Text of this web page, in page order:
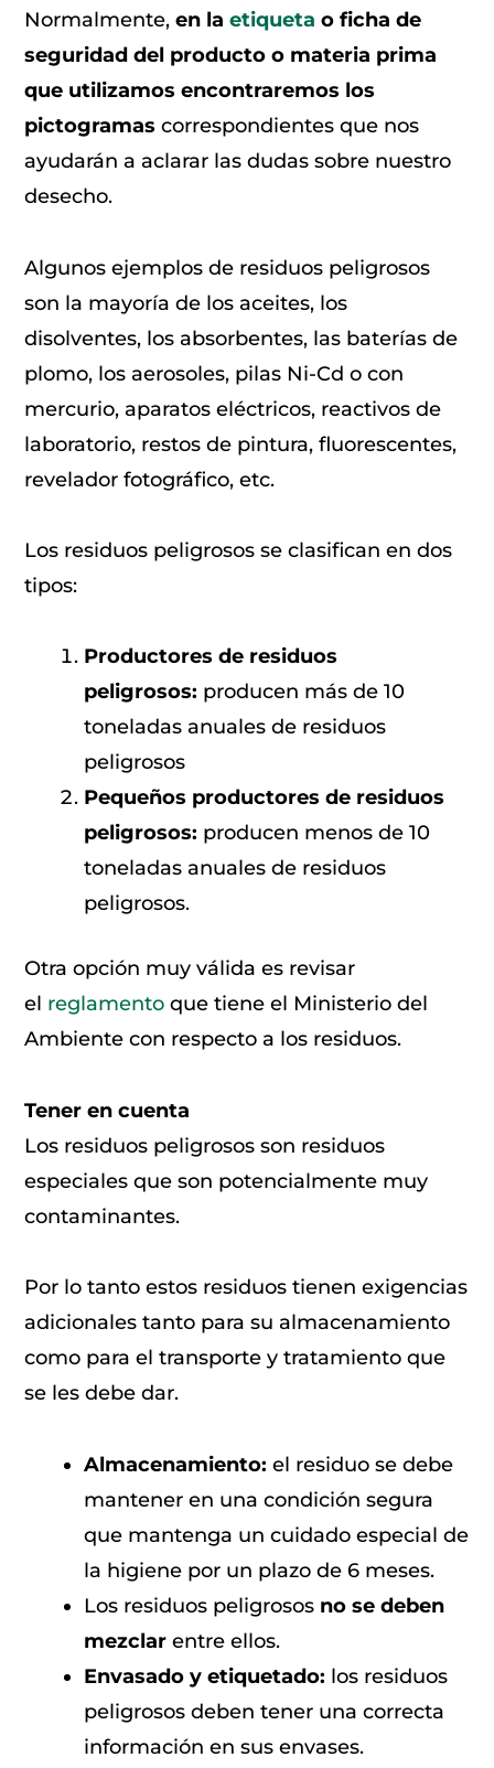
Normalmente,en laetiquetao ficha de
seguridad del producto o materia prima
que utilizamos encontraremos los
pictogramas correspondientes que nos
ayudarán a aclarar las dudas sobre nuestro
desecho.
Algunos ejemplos de residuos peligrosos
son la mayoría de los aceites, los
disolventes, los absorbentes, las baterías de
plomo, los aerosoles, pilas Ni-Cd o con
mercurio, aparatos eléctricos, reactivos de
laboratorio, restos de pintura, fluorescentes,
revelador fotográfico, etc.
Los residuos peligrosos se clasifican en dos
tipos:
Productores de residuos
peligrosos: producen más de 10
toneladas anuales de residuos
peligrosos
Pequeños productores de residuos
peligrosos: producen menos de 10
toneladas anuales de residuos
peligrosos.
Otra opción muy válida es revisar
el reglamento que tiene el Ministerio del
Ambiente con respecto a los residuos.
Tener en cuenta
Los residuos peligrosos son residuos
especiales que son potencialmente muy
contaminantes.
Por lo tanto estos residuos tienen exigencias
adicionales tanto para su almacenamiento
como para el transporte y tratamiento que
se les debe dar.
Almacenamiento: el residuo se debe
mantener en una condición segura
que mantenga un cuidado especial de
la higiene por un plazo de 6 meses.
Los residuos peligrosos no se deben
mezclar entre ellos.
Envasado y etiquetado: los residuos
peligrosos deben tener una correcta
información en sus envases.